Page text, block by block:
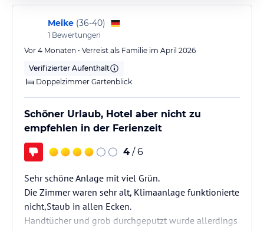
Meike (36-40)
1 Bewertungen
Vor 4 Monaten • Verreist als Familie im April 2026
Verifizierter Aufenthalt
Doppelzimmer Gartenblick
Schöner Urlaub, Hotel aber nicht zu
empfehlen in der Ferienzeit
4 / 6
Sehr schöne Anlage mit viel Grün.
Die Zimmer waren sehr alt, Klimaanlage funktionierte
nicht,Staub in allen Ecken.
Handtücher und grob durchgeputzt wurde allerdings